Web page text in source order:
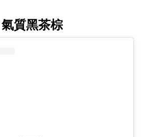
氣質黑茶棕